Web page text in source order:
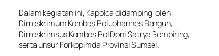
Dalam kegiatan ini, Kapolda didampingi oleh
Dirreskrimum Kombes Pol Johannes Bangun,
Dirreskrimsus Kombes Pol Doni Satrya Sembiring,
serta unsur Forkopimda Provinsi Sumsel.